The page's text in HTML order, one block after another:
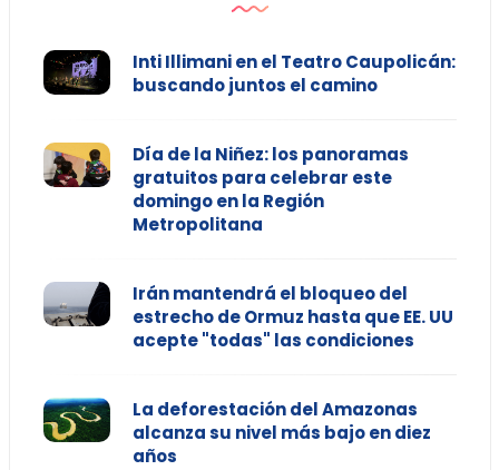
Inti Illimani en el Teatro Caupolicán:
buscando juntos el camino
Día de la Niñez: los panoramas
gratuitos para celebrar este
domingo en la Región
Metropolitana
Irán mantendrá el bloqueo del
estrecho de Ormuz hasta que EE. UU
acepte "todas" las condiciones
La deforestación del Amazonas
alcanza su nivel más bajo en diez
años